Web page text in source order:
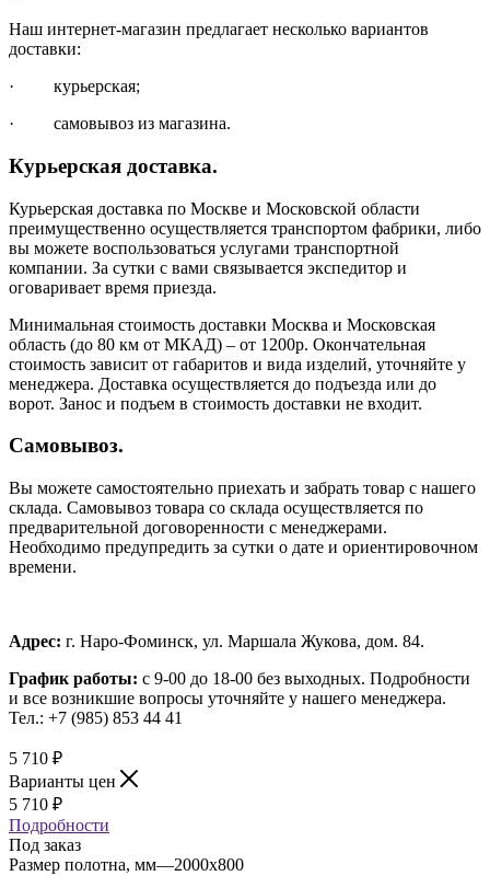
Наш интернет-магазин предлагает несколько вариантов
доставки:
· курьерская;
· самовывоз из магазина.
Курьерская доставка.
Курьерская доставка по Москве и Московской области
преимущественно осуществляется транспортом фабрики, либо
вы можете воспользоваться услугами транспортной
компании. За сутки с вами связывается экспедитор и
оговаривает время приезда.
Минимальная стоимость доставки Москва и Московская
область (до 80 км от МКАД) – от 1200р. Окончательная
стоимость зависит от габаритов и вида изделий, уточняйте у
менеджера. Доставка осуществляется до подъезда или до
ворот. Занос и подъем в стоимость доставки не входит.
Самовывоз.
Вы можете самостоятельно приехать и забрать товар с нашего
склада. Самовывоз товара со склада осуществляется по
предварительной договоренности с менеджерами.
Необходимо предупредить за сутки о дате и ориентировочном
времени.
Адрес: г. Наро-Фоминск, ул. Маршала Жукова, дом. 84.
График работы: с 9-00 до 18-00 без выходных. Подробности
и все возникшие вопросы уточняйте у нашего менеджера.
Тел.: +7 (985) 853 44 41
5 710 ₽
Варианты цен
5 710 ₽
Подробности
Под заказ
Размер полотна, мм—2000x800